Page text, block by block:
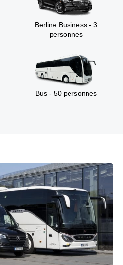
Berline Business - 3
personnes
Bus - 50 personnes